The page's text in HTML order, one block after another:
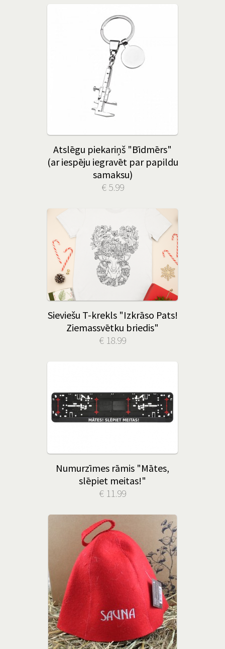
Atslēgu piekariņš "Bīdmērs"
(ar iespēju iegravēt par papildu
samaksu)
€ 5.99
Sieviešu T-krekls "Izkrāso Pats!
Ziemassvētku briedis"
€ 18.99
Numurzīmes rāmis "Mātes,
slēpiet meitas!"
€ 11.99